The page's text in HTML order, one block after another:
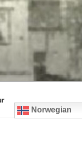
Norwegian